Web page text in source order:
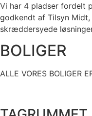
Vi har 4 pladser fordelt
godkendt af Tilsyn
skræddersyede
BOLIGER
ALLE VORES BOLIGER